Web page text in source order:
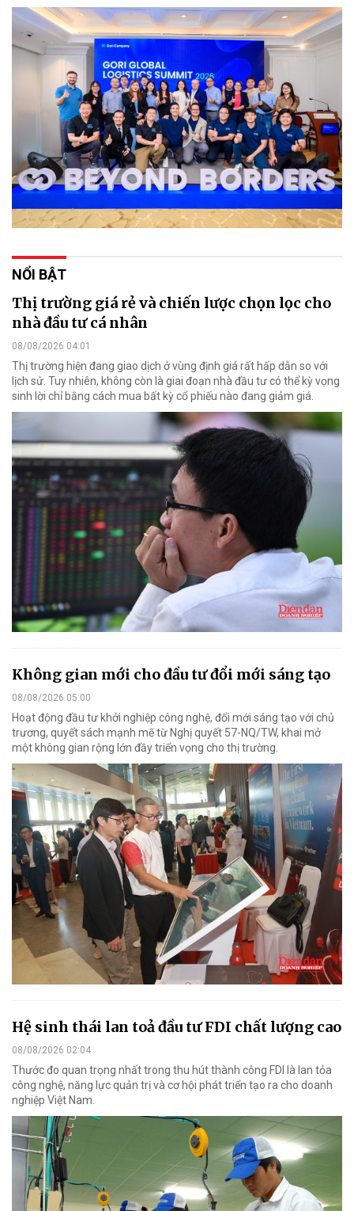
NỔI BẬT
Thị trường giá rẻ và chiến lược chọn lọc cho
nhà đầu tư cá nhân
08/08/2026 04:01
Thị trường hiện đang giao dịch ở vùng định giá rất hấp dẫn so với
lịch sử. Tuy nhiên, không còn là giai đoạn nhà đầu tư có thể kỳ vọng
sinh lời chỉ bằng cách mua bất kỳ cổ phiếu nào đang giảm giá.
Không gian mới cho đầu tư đổi mới sáng tạo
08/08/2026 05:00
Hoạt động đầu tư khởi nghiệp công nghệ, đổi mới sáng tạo với chủ
trương, quyết sách mạnh mẽ từ Nghị quyết 57-NQ/TW, khai mở
một không gian rộng lớn đầy triển vọng cho thị trường.
Hệ sinh thái lan toả đầu tư FDI chất lượng cao
08/08/2026 02:04
Thước đo quan trọng nhất trong thu hút thành công FDI là lan tỏa
công nghệ, năng lực quản trị và cơ hội phát triển tạo ra cho doanh
nghiệp Việt Nam.